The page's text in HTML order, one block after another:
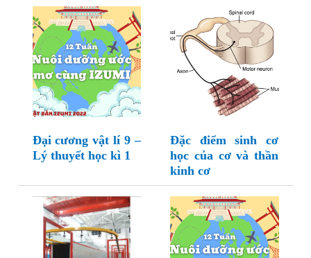
Đại cương vật lí 9 –
Lý thuyết học kì 1
Đặc điểm sinh cơ
học của cơ và thần
kinh cơ